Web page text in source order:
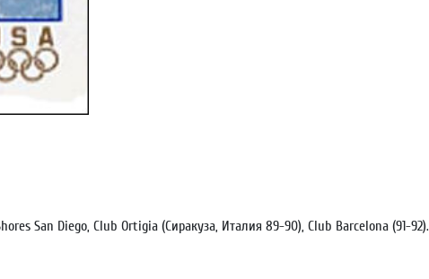
San Diego, Club Ortigia (Сиракуза, Италия 89-90), Club Barcelona (91-92).